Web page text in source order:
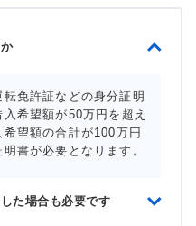
免許証などの身分証明
希望額が50万円を超え
望額の合計が100万円
書が必要となります。
た場合も必要です